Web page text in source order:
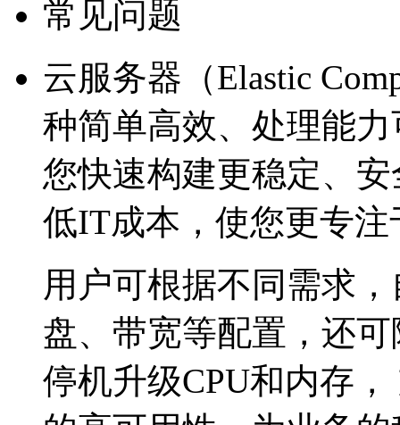
常见问题
云服务器（Elastic
种简单高效、处理能
您快速构建更稳定、
低IT成本，使您更专
用户可根据不同需求
盘、带宽等配置，还
停机升级CPU和内存